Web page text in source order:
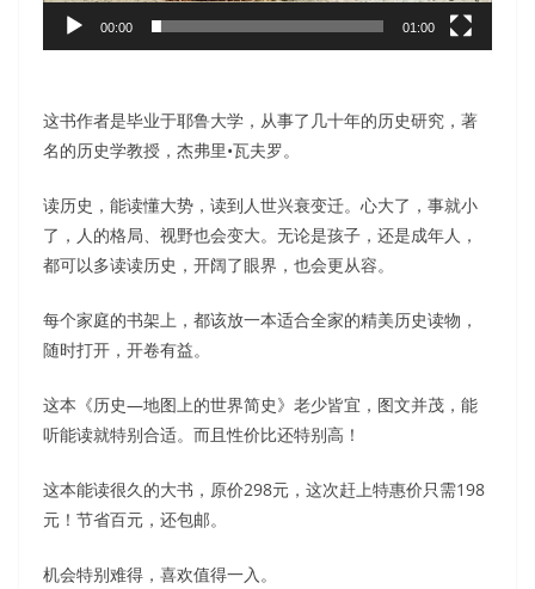
00:00 01:00
这书作者是毕业于耶鲁大学，从事了几十年的历史研究，著
名的历史学教授，杰弗里•瓦夫罗。
读历史，能读懂大势，读到人世兴衰变迁。心大了，事就小
了，人的格局、视野也会变大。无论是孩子，还是成年人，
都可以多读读历史，开阔了眼界，也会更从容。
每个家庭的书架上，都该放一本适合全家的精美历史读物，
随时打开，开卷有益。
这本《历史—地图上的世界简史》老少皆宜，图文并茂，能
听能读就特别合适。而且性价比还特别高！
这本能读很久的大书，原价298元，这次赶上特惠价只需198
元！节省百元，还包邮。
机会特别难得，喜欢值得一入。